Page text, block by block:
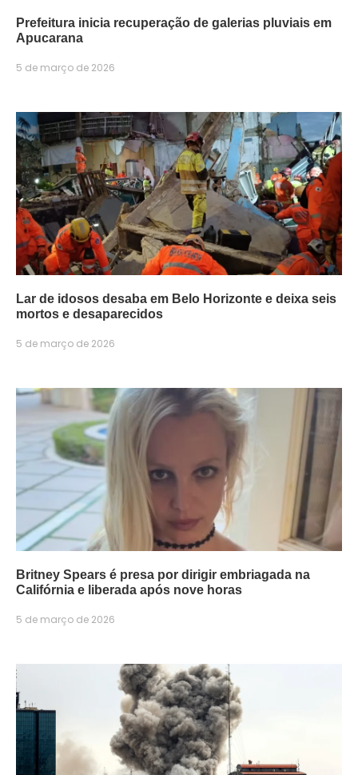
Prefeitura inicia recuperação de galerias pluviais em
Apucarana
5 de março de 2026
Lar de idosos desaba em Belo Horizonte e deixa seis
mortos e desaparecidos
5 de março de 2026
Britney Spears é presa por dirigir embriagada na
Califórnia e liberada após nove horas
5 de março de 2026